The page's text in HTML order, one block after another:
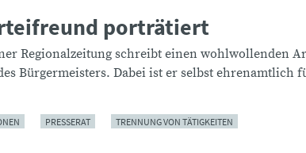
porträtiert
Regionalzeitung schreibt einen wohlwollenden
Bürgermeisters. Dabei ist er selbst ehrenamtlich
PRESSERAT TRENNUNG VON TÄTIGKEITEN